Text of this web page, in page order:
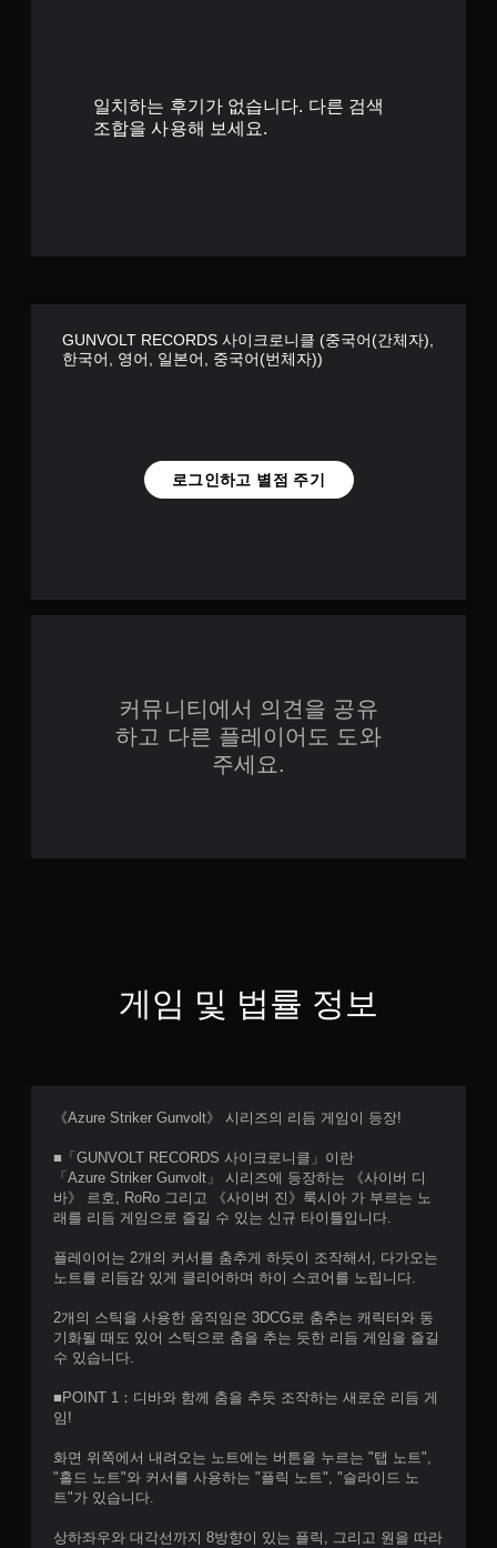
일치하는 후기가 없습니다. 다른 검색
조합을 사용해 보세요.
GUNVOLT RECORDS 사이크로니클 (중국어(간체자),
한국어, 영어, 일본어, 중국어(번체자))
로그인하고 별점 주기
커뮤니티에서 의견을 공유
하고 다른 플레이어도 도와
주세요.
게임 및 법률 정보
《Azure Striker Gunvolt》 시리즈의 리듬 게임이 등장!
■「GUNVOLT RECORDS 사이크로니클」이란
「Azure Striker Gunvolt」 시리즈에 등장하는 《사이버 디
바》 르호, RoRo 그리고 《사이버 진》룩시아 가 부르는 노
래를 리듬 게임으로 즐길 수 있는 신규 타이틀입니다.
플레이어는 2개의 커서를 춤추게 하듯이 조작해서, 다가오는
노트를 리듬감 있게 클리어하며 하이 스코어를 노립니다.
2개의 스틱을 사용한 움직임은 3DCG로 춤추는 캐릭터와 동
기화될 때도 있어 스틱으로 춤을 추는 듯한 리듬 게임을 즐길
수 있습니다.
■POINT 1：디바와 함께 춤을 추듯 조작하는 새로운 리듬 게
임!
화면 위쪽에서 내려오는 노트에는 버튼을 누르는 "탭 노트",
"홀드 노트"와 커서를 사용하는 "플릭 노트", "슬라이드 노
트"가 있습니다.
상하좌우와 대각선까지 8방향이 있는 플릭, 그리고 원을 따라